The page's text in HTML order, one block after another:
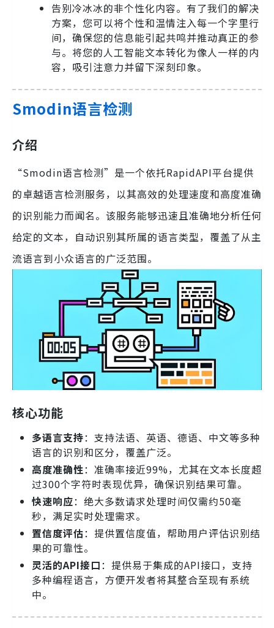
告别冷冰冰的非个性化内容。有了我们的解决
方案，您可以将个性和温情注入每一个字里行
间，确保您的信息能引起共鸣并推动真正的参
与。将您的人工智能文本转化为像人一样的内
容，吸引注意力并留下深刻印象。
Smodin语言检测
介绍
“Smodin语言检测”是一个依托RapidAPI平台提供
的卓越语言检测服务，以其高效的处理速度和高度准确
的识别能力而闻名。该服务能够迅速且准确地分析任何
给定的文本，自动识别其所属的语言类型，覆盖了从主
流语言到小众语言的广泛范围。
核心功能
多语言支持：支持法语、英语、德语、中文等多种
语言的识别和区分，覆盖广泛。
高度准确性：准确率接近99%，尤其在文本长度超
过300个字符时表现优异，确保识别结果可靠。
快速响应：绝大多数请求处理时间仅需约50毫
秒，满足实时处理需求。
置信度评估：提供置信度值，帮助用户评估识别结
果的可靠性。
灵活的API接口：提供易于集成的API接口，支持
多种编程语言，方便开发者将其整合至现有系统
中。